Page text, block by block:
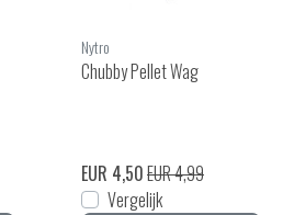
Nytro
Chubby Pellet Wag
EUR 4,50EUR 4,99
Vergelijk